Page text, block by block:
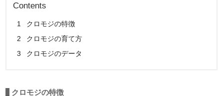
Contents
1
クロモジの特徴
2
クロモジの育て方
3
クロモジのデータ
クロモジの特徴